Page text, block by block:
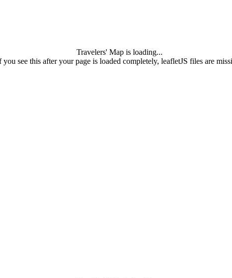
Travelers' Map is loading...
you see this after your page is loaded completely, leafletJS files are